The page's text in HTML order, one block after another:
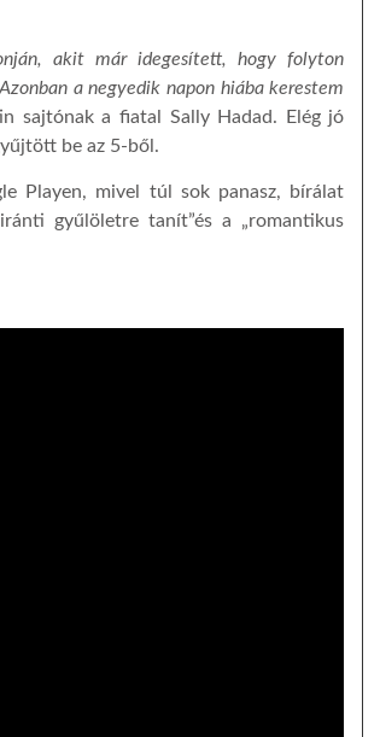
akit már idegesített, hogy folyton
a negyedik napon hiába kerestem
sajtónak a fiatal Sally Hadad. Elég jó
be az 5-ből.
Playen, mivel túl sok panasz, bírálat
gyűlöletre tanít”és a „romantikus